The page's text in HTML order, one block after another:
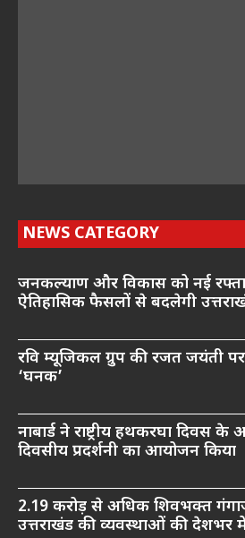
NEWS CATEGORY
जनकल्याण और विकास को नई
ऐतिहासिक फैसलों से बदलेगी
रवि म्यूजिकल ग्रुप की रजत जयंती
‘घनक’
नाबार्ड ने राष्ट्रीय हथकरघा दिवस
दिवसीय प्रदर्शनी का आयोजन किया
2.19 करोड़ से अधिक शिवभक्त
उत्तराखंड की व्यवस्थाओं की देशभर